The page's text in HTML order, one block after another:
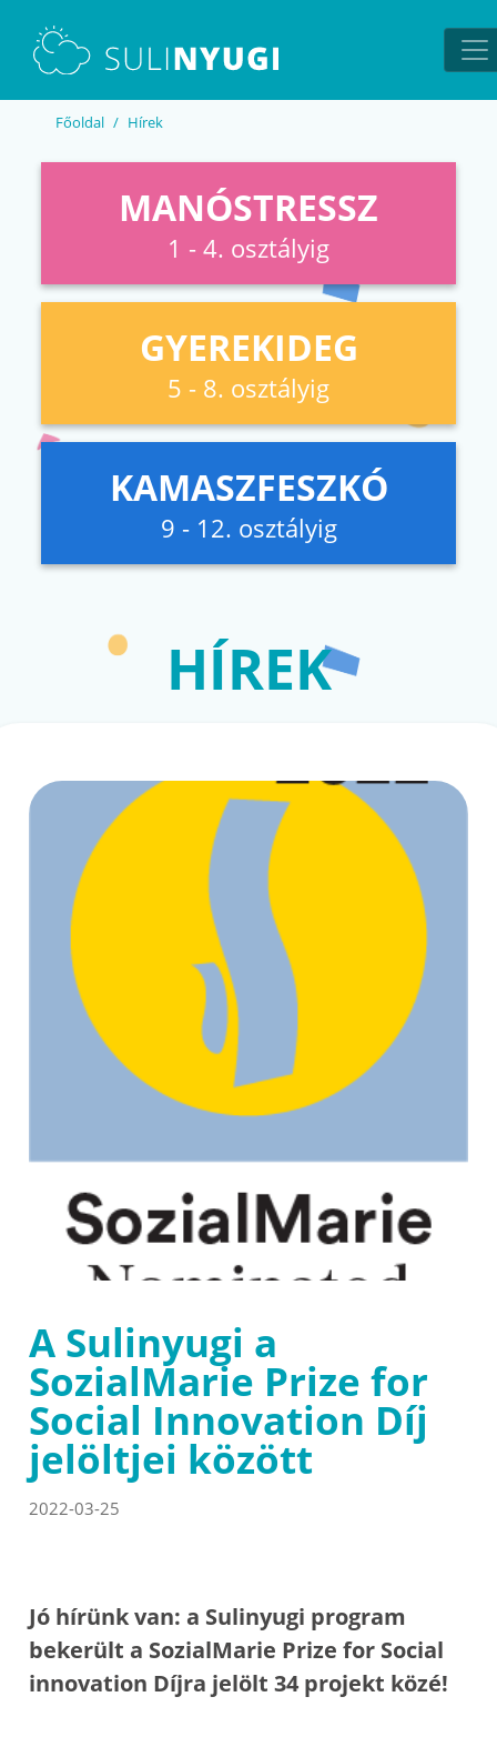
Főoldal Hírek
MANÓSTRESSZ
1 - 4. osztályig
GYEREKIDEG
5 - 8. osztályig
KAMASZFESZKÓ
9 - 12. osztályig
HÍREK
A Sulinyugi a
SozialMarie Prize for
Social Innovation Díj
jelöltjei között
2022-03-25
Jó hírünk van: a Sulinyugi program
bekerült a SozialMarie Prize for Social
innovation Díjra jelölt 34 projekt közé!